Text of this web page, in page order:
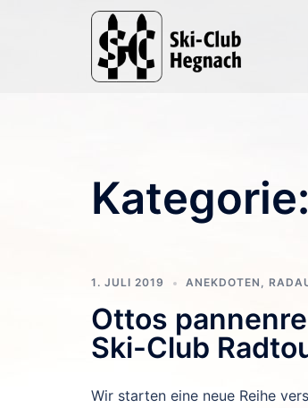
Kategorie:
1. JULI 2019 ANEKDOTEN
Ottos
Ski-Club
Wir starten eine neue Reihe